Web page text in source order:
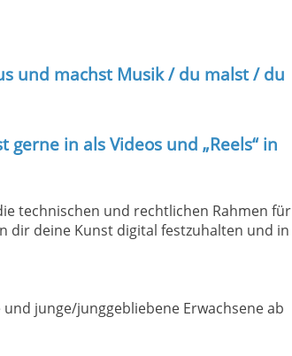
und machst Musik / du malst / du
in als Videos und „Reels“ in
technischen und rechtlichen Rahmen für
dir deine Kunst digital festzuhalten und in
junge/junggebliebene Erwachsene ab